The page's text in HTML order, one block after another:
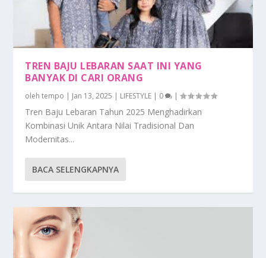
TREN BAJU LEBARAN SAAT INI YANG
BANYAK DI CARI ORANG
olehtempo | Jan 13, 2025 | LIFESTYLE | 0 |
Tren Baju Lebaran Tahun 2025 Menghadirkan
Kombinasi Unik Antara Nilai Tradisional Dan
Modernitas...
BACA SELENGKAPNYA